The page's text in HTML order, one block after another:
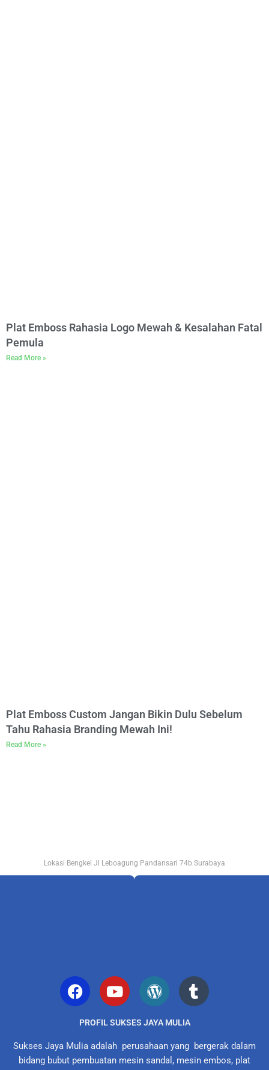
Plat Emboss Rahasia Logo Mewah & Kesalahan Fatal
Pemula
Read More »
Plat Emboss Custom Jangan Bikin Dulu Sebelum
Tahu Rahasia Branding Mewah Ini!
Read More »
Lokasi Bengkel Jl Leboagung Pandansari 74b Surabaya
PROFIL SUKSES JAYA MULIA
Sukses Jaya Mulia adalah perusahaan yang bergerak dalam
bidang bubut pembuatan mesin sandal, mesin embos, plat